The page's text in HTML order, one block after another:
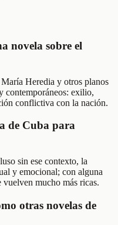
novela sobre el
Heredia y otros planos
contemporáneos: exilio,
conflictiva con la nación.
de Cuba para
sin ese contexto, la
y emocional; con alguna
vuelven mucho más ricas.
otras novelas de